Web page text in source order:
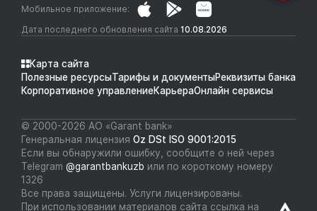
Дата последнего обновления сайта 10.08.2026
Мобильное приложение:
Карта сайта
Полезные ресурсыТарифы и документыРеквизиты банка
Корпоративное управлениеКарьераОнлайн сервисы
© 2000-2026 АО «Garant bank»
Генеральная лицензия Oz DSt ISO 9001:2015
Если вы обнаружили ошибку, сообщите о ней через
Telegram @garantbankuzb или по короткому номеру
1326
Все права защищены. Услуги лицензированы.
При использовании материалов сайта ссылка на